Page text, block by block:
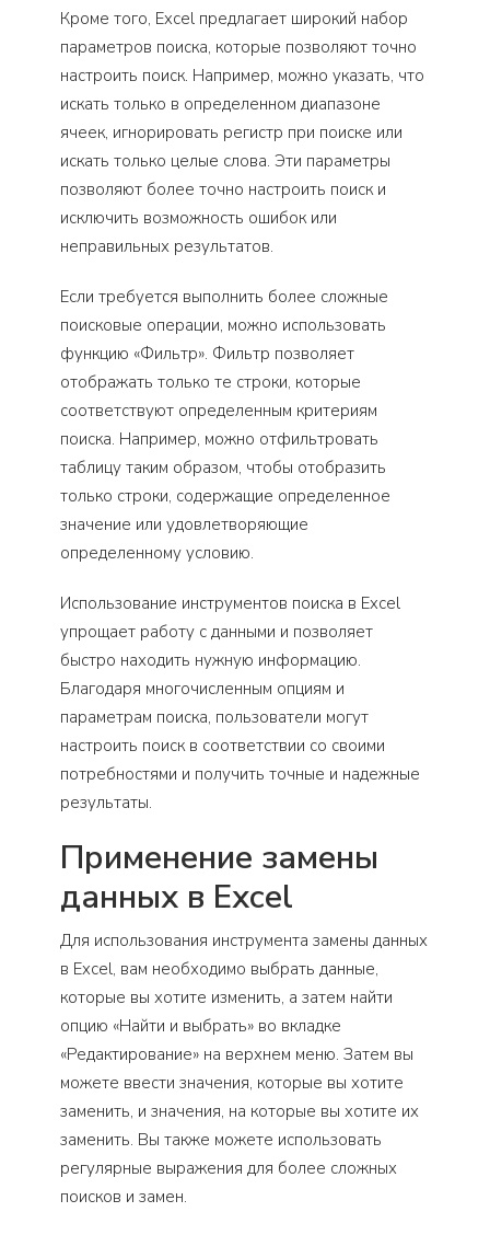
Кроме того, Excel предлагает широкий набор
параметров поиска, которые позволяют точно
настроить поиск. Например, можно указать, что
искать только в определенном диапазоне
ячеек, игнорировать регистр при поиске или
искать только целые слова. Эти параметры
позволяют более точно настроить поиск и
исключить возможность ошибок или
неправильных результатов.
Если требуется выполнить более сложные
поисковые операции, можно использовать
функцию «Фильтр». Фильтр позволяет
отображать только те строки, которые
соответствуют определенным критериям
поиска. Например, можно отфильтровать
таблицу таким образом, чтобы отобразить
только строки, содержащие определенное
значение или удовлетворяющие
определенному условию.
Использование инструментов поиска в Excel
упрощает работу с данными и позволяет
быстро находить нужную информацию.
Благодаря многочисленным опциям и
параметрам поиска, пользователи могут
настроить поиск в соответствии со своими
потребностями и получить точные и надежные
результаты.
Применение замены
данных в Excel
Для использования инструмента замены данных
в Excel, вам необходимо выбрать данные,
которые вы хотите изменить, а затем найти
опцию «Найти и выбрать» во вкладке
«Редактирование» на верхнем меню. Затем вы
можете ввести значения, которые вы хотите
заменить, и значения, на которые вы хотите их
заменить. Вы также можете использовать
регулярные выражения для более сложных
поисков и замен.